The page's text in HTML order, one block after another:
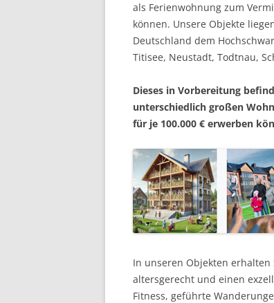
als Ferienwohnung zum
können. Unsere Objekte
Deutschland dem
Titisee, Neustadt, Todtnau,
Dieses in Vorbereitung
unterschiedlich großen
für je 100.000 € erwerben
In unseren Objekten
altersgerecht und einen
Fitness, geführte